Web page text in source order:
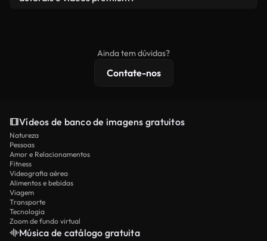
licenciamento estendidas.
Ainda tem dúvidas?
Contate-nos
Vídeos de banco de imagens gratuitos
Natureza
Pessoas
Amor e Relacionamentos
Fitness
Videografia aérea
Alimentos e bebidas
Viagem
Transporte
Tecnologia
Zoom de fundo virtual
Música de catálogo gratuita